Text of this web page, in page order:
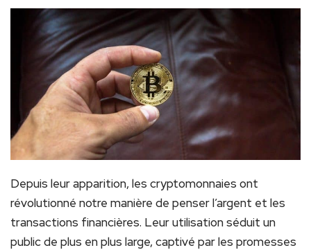
Depuis leur apparition, les cryptomonnaies ont
révolutionné notre manière de penser l’argent et les
transactions financières. Leur utilisation séduit un
public de plus en plus large, captivé par les promesses